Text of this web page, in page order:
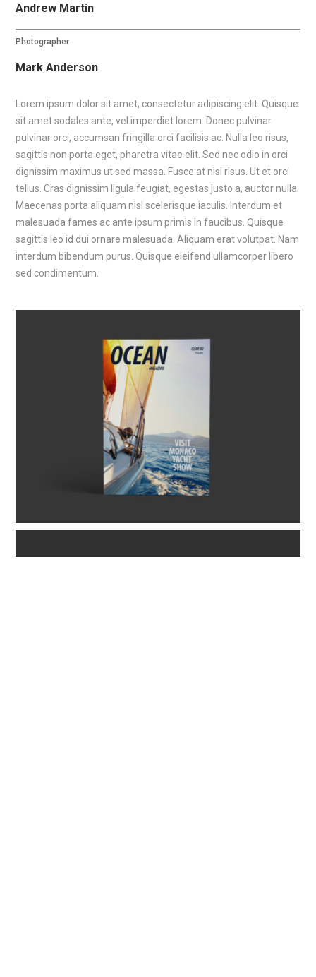
Andrew Martin
Photographer
Mark Anderson
Lorem ipsum dolor sit amet, consectetur adipiscing elit. Quisque
sit amet sodales ante, vel imperdiet lorem. Donec pulvinar
pulvinar orci, accumsan fringilla orci facilisis ac. Nulla leo risus,
sagittis non porta eget, pharetra vitae elit. Sed nec odio in orci
dignissim maximus ut sed massa. Fusce at nisi risus. Ut et orci
tellus. Cras dignissim ligula feugiat, egestas justo a, auctor nulla.
Maecenas porta aliquam nisl scelerisque iaculis. Interdum et
malesuada fames ac ante ipsum primis in faucibus. Quisque
sagittis leo id dui ornare malesuada. Aliquam erat volutpat. Nam
interdum bibendum purus. Quisque eleifend ullamcorper libero
sed condimentum.